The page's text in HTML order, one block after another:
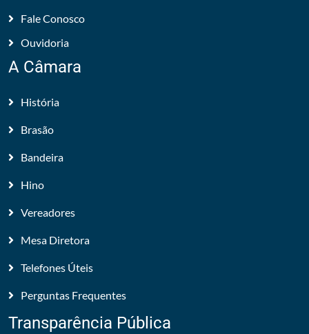
Fale Conosco
Ouvidoria
A Câmara
História
Brasão
Bandeira
Hino
Vereadores
Mesa Diretora
Telefones Úteis
Perguntas Frequentes
Transparência Pública